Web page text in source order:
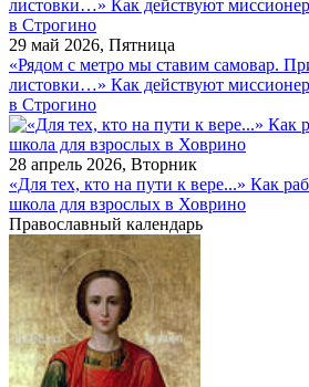
29 май 2026, Пятница
«Рядом с метро мы ставим самовар.
листовки…» Как действуют
в Строгино
28 апрель 2026, Вторник
«Для тех, кто на пути к вере...» Как
школа для взрослых в Ховрино
Православный календарь